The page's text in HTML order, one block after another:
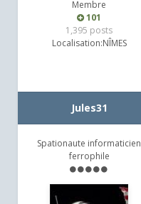
Membre
101
1,395 posts
Localisation:NÎMES
Jules31
Spationaute informaticien
ferrophile